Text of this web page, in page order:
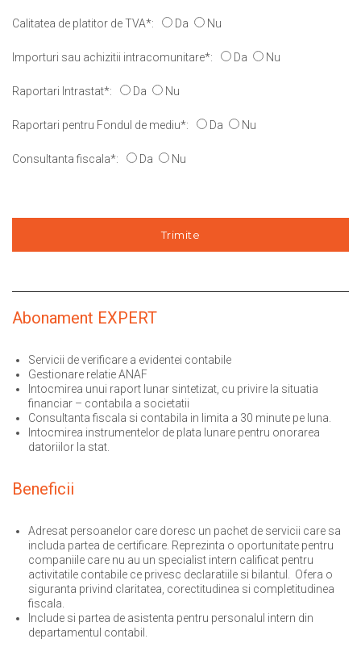
Calitatea de platitor de TVA*: Da Nu
Importuri sau achizitii intracomunitare*: Da Nu
Raportari Intrastat*: Da Nu
Raportari pentru Fondul de mediu*: Da Nu
Consultanta fiscala*: Da Nu
Abonament EXPERT
Servicii de verificare a evidentei contabile
Gestionare relatie ANAF
Intocmirea unui raport lunar sintetizat, cu privire la situatia
financiar – contabila a societatii
Consultanta fiscala si contabila in limita a 30 minute pe luna.
Intocmirea instrumentelor de plata lunare pentru onorarea
datoriilor la stat.
Beneficii
Adresat persoanelor care doresc un pachet de servicii care sa
includa partea de certificare. Reprezinta o oportunitate pentru
companiile care nu au un specialist intern calificat pentru
activitatile contabile ce privesc declaratiile si bilantul. Ofera o
siguranta privind claritatea, corectitudinea si completitudinea
fiscala.
Include si partea de asistenta pentru personalul intern din
departamentul contabil.